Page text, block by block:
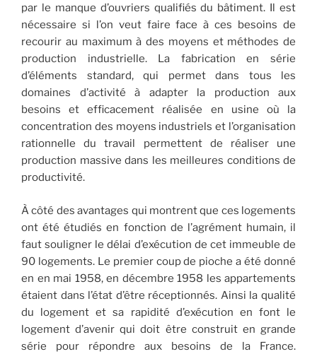
par le manque d’ouvriers qualifiés du bâtiment. Il est
nécessaire si l’on veut faire face à ces besoins de
recourir au maximum à des moyens et méthodes de
production industrielle. La fabrication en série
d’éléments standard, qui permet dans tous les
domaines d’activité à adapter la production aux
besoins et efficacement réalisée en usine où la
concentration des moyens industriels et l’organisation
rationnelle du travail permettent de réaliser une
production massive dans les meilleures conditions de
productivité.
À côté des avantages qui montrent que ces logements
ont été étudiés en fonction de l’agrément humain, il
faut souligner le délai d’exécution de cet immeuble de
90 logements. Le premier coup de pioche a été donné
en en mai 1958, en décembre 1958 les appartements
étaient dans l’état d’être réceptionnés. Ainsi la qualité
du logement et sa rapidité d’exécution en font le
logement d’avenir qui doit être construit en grande
série pour répondre aux besoins de la France.